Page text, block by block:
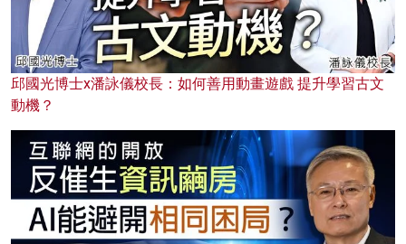
邱國光博士x潘詠儀校長：如何善用動畫遊戲 提升學習古文
動機？